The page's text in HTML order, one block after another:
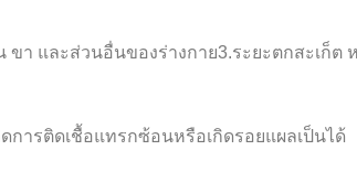
ขา และส่วนอื่นของร่างกาย3.ระยะตกสะเก็
การติดเชื้อแทรกซ้อนหรือเกิดรอยแผลเป็นได้